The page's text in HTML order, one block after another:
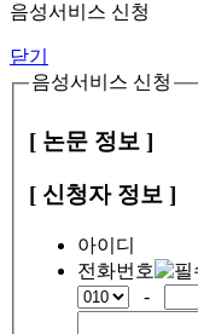
음성서비스 신청
닫기
음성서비스 신청
[ 논문 정보 ]
[ 신청자 정보 ]
아이디
전화번호
-